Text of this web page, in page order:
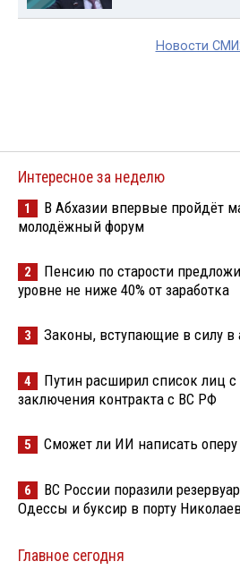
Новости
Интересное за неделю
1
В Абхазии впервые пройдёт
молодёжный форум
2
Пенсию по старости
уровне не ниже 40% от заработка
3 Законы, вступающие в силу в
4
Путин расширил список лиц
заключения контракта с ВС РФ
5 Сможет ли ИИ написать
6
ВС России поразили
Одессы и буксир в порту
Главное сегодня